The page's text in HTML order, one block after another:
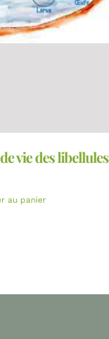
vie des libellules
au panier